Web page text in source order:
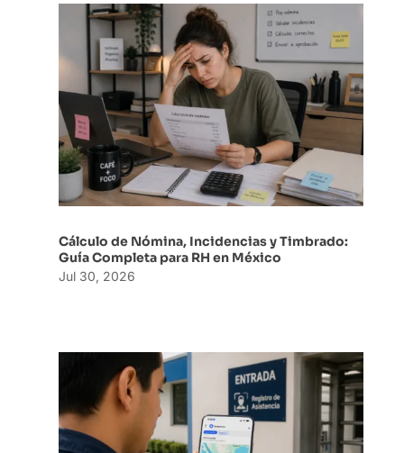
Cálculo de Nómina, Incidencias y Timbrado:
Guía Completa para RH en México
Jul 30, 2026